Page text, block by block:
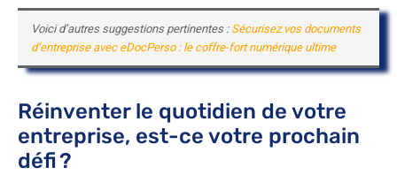
Voici d’autres suggestions pertinentes :Sécurisez vos documents
d’entreprise avec eDocPerso : le coffre-fort numérique ultime
Réinventer le quotidien de votre
entreprise, est-ce votre prochain
défi ?